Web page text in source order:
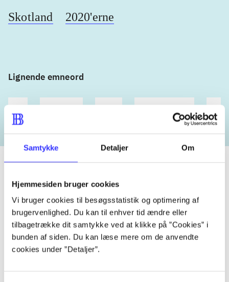
Samtykke Detaljer Om
Hjemmesiden bruger cookies
Vi bruger cookies til besøgsstatistik og optimering af
brugervenlighed. Du kan til enhver tid ændre eller
tilbagetrække dit samtykke ved at klikke på ”Cookies” i
bunden af siden. Du kan læse mere om de anvendte
cookies under ”Detaljer”.
Skotland 2020'erne
Lignende emneord
ridning hestesygdomme vokal
Tidsskrift
Artiklen er en del af
lorem ipsum dolor sit amet ...
Tidsskrift